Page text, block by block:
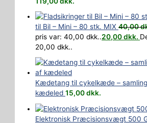
til Bil – Mini – 80 stk. MIX 40,00
pris var: 40,00 dkk..20,00dkk.
20,00 dkk..
Kædetang til cykelkæde –
kædeled 15,00dkk.
Elektronisk Præcisionsvægt 500